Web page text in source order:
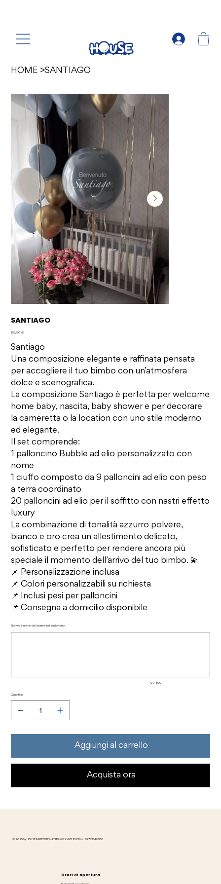
HOME >SANTIAGO
SANTIAGO
Prezzo
159,90 €
Santiago
Una composizione elegante e raffinata pensata
per accogliere il tuo bimbo con un’atmosfera
dolce e scenografica.
La composizione Santiago è perfetta per welcome
home baby, nascita, baby shower e per decorare
la cameretta o la location con uno stile moderno
ed elegante.
Il set comprende:
1 palloncino Bubble ad elio personalizzato con
nome
1 ciuffo composto da 9 palloncini ad elio con peso
a terra coordinato
20 palloncini ad elio per il soffitto con nastri effetto
luxury
La combinazione di tonalità azzurro polvere,
bianco e oro crea un allestimento delicato,
sofisticato e perfetto per rendere ancora più
speciale il momento dell’arrivo del tuo bimbo. 💫
📌 Personalizzazione inclusa
📌 Colori personalizzabili su richiesta
📌 Inclusi pesi per palloncini
📌 Consegna a domicilio disponibile
Scrivici il nome da inserire nel palloncino
0 / 500
Quantità
Aggiungi al carrello
Acquista ora
© 2025 by HOUSE PARTY DI FALEN RAMOS MICHELE P.iva: 09721640960
Orari di apertura